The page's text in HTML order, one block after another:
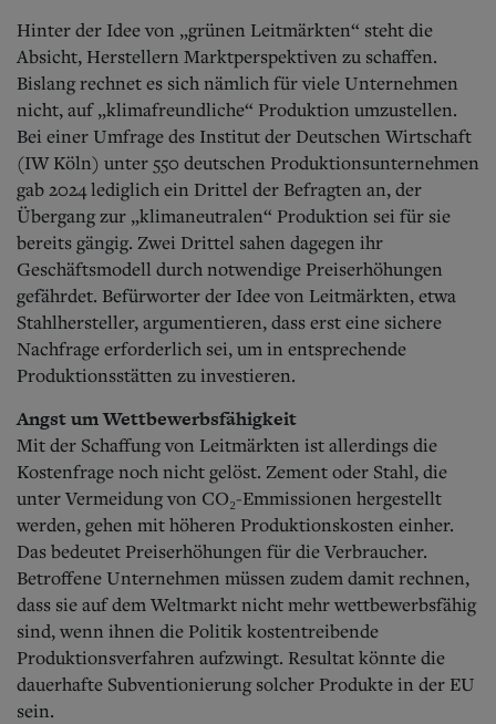
Hinter der Idee von „grünen Leitmärkten“ steht die
Absicht, Herstellern Marktperspektiven zu schaffen.
Bislang rechnet es sich nämlich für viele Unternehmen
nicht, auf „klimafreundliche“ Produktion umzustellen.
Bei einer Umfrage des Institut der Deutschen Wirtschaft
(IW Köln) unter 550 deutschen Produktionsunternehmen
gab 2024 lediglich ein Drittel der Befragten an, der
Übergang zur „klimaneutralen“ Produktion sei für sie
bereits gängig. Zwei Drittel sahen dagegen ihr
Geschäftsmodell durch notwendige Preiserhöhungen
gefährdet. Befürworter der Idee von Leitmärkten, etwa
Stahlhersteller, argumentieren, dass erst eine sichere
Nachfrage erforderlich sei, um in entsprechende
Produktionsstätten zu investieren.
Angst um Wettbewerbsfähigkeit
Mit der Schaffung von Leitmärkten ist allerdings die
Kostenfrage noch nicht gelöst. Zement oder Stahl, die
unter Vermeidung von CO₂-Emmissionen hergestellt
werden, gehen mit höheren Produktionskosten einher.
Das bedeutet Preiserhöhungen für die Verbraucher.
Betroffene Unternehmen müssen zudem damit rechnen,
dass sie auf dem Weltmarkt nicht mehr wettbewerbsfähig
sind, wenn ihnen die Politik kostentreibende
Produktionsverfahren aufzwingt. Resultat könnte die
dauerhafte Subventionierung solcher Produkte in der EU
sein.